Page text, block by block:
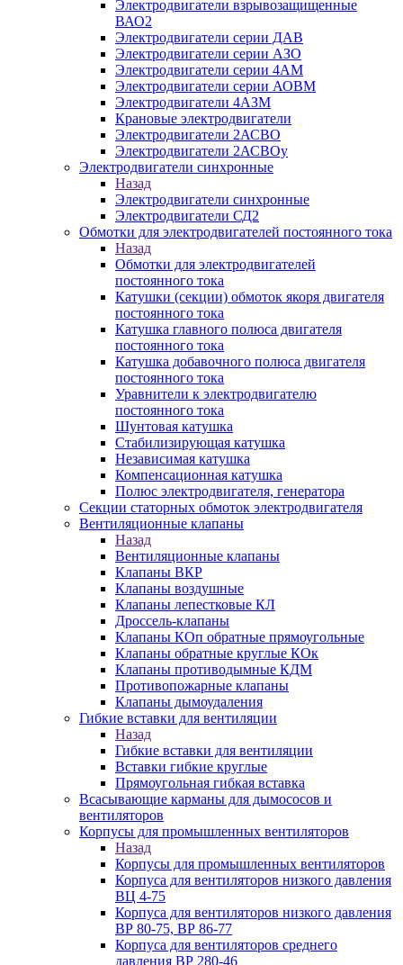
Электродвигатели взрывозащищенные
ВАО2
Электродвигатели серии ДАВ
Электродвигатели серии АЗО
Электродвигатели серии 4АМ
Электродвигатели серии АОВМ
Электродвигатели 4АЗМ
Крановые электродвигатели
Электродвигатели 2АСВО
Электродвигатели 2АСВОу
Электродвигатели синхронные
Назад
Электродвигатели синхронные
Электродвигатели СД2
Обмотки для электродвигателей постоянного тока
Назад
Обмотки для электродвигателей
постоянного тока
Катушки (секции) обмоток якоря двигателя
постоянного тока
Катушка главного полюса двигателя
постоянного тока
Катушка добавочного полюса двигателя
постоянного тока
Уравнители к электродвигателю
постоянного тока
Шунтовая катушка
Стабилизирующая катушка
Независимая катушка
Компенсационная катушка
Полюс электродвигателя, генератора
Секции статорных обмоток электродвигателя
Вентиляционные клапаны
Назад
Вентиляционные клапаны
Клапаны ВКР
Клапаны воздушные
Клапаны лепестковые КЛ
Дроссель-клапаны
Клапаны КОп обратные прямоугольные
Клапаны обратные круглые КОк
Клапаны противодымные КДМ
Противопожарные клапаны
Клапаны дымоудаления
Гибкие вставки для вентиляции
Назад
Гибкие вставки для вентиляции
Вставки гибкие круглые
Прямоугольная гибкая вставка
Всасывающие карманы для дымососов и
вентиляторов
Корпусы для промышленных вентиляторов
Назад
Корпусы для промышленных вентиляторов
Корпуса для вентиляторов низкого давления
ВЦ 4-75
Корпуса для вентиляторов низкого давления
ВР 80-75, ВР 86-77
Корпуса для вентиляторов среднего
давления ВР 280-46